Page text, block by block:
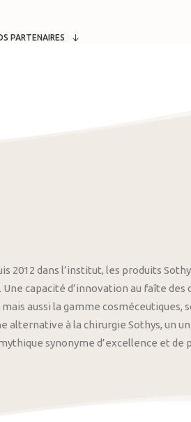
PARTENAIRES
2012 dans l’institut, les produits
capacité d’innovation au faîte
mais aussi la gamme
alternative à la chirurgie Sothys, un
synonyme d’excellence et de